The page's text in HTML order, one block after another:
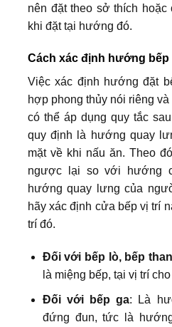
nên đặt theo sở thích
khi đặt tại hướng đó.
Cách xác định hướng
Việc xác định hướng đặt
hợp phong thủy nói riêng
có thể áp dụng quy tắc
quy định là hướng quay
mặt về khi nấu ăn. Theo
ngược lại so với hướng
hướng quay lưng của
hãy xác định cửa bếp vị trí
trí đó.
Đối với bếp lò, bếp than
là miệng bếp, tại vị trí
Đối với bếp ga: Là
đứng đun, tức là